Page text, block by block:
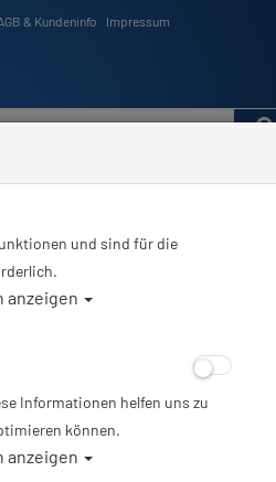
& Kundeninfo Impressum
Schnapphaken - 61mm
Alle Artikel zeigen aus:
Asymetrischer
mum-33117
und sind für die
anzeigen
Informationen helfen uns zu
können.
anzeigen